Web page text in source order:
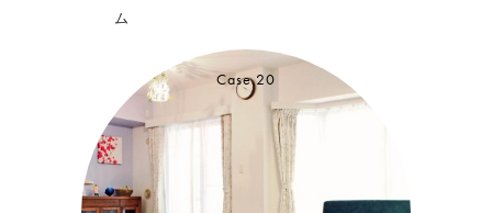
ム
Case.20